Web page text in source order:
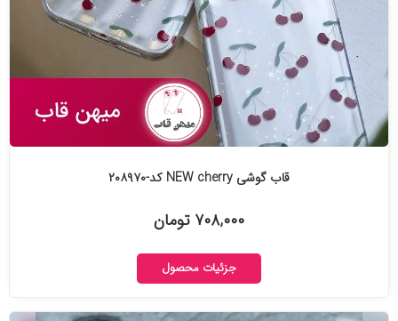
قاب گوشی NEW cherry کد-۲۰۸۹۷۰
۷۰۸,۰۰۰ تومان
جزئیات محصول